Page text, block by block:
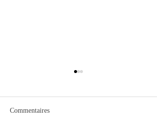
Commentaires